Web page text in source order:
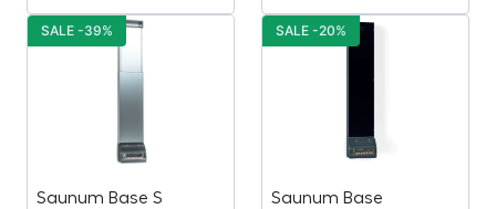
Saunum Base S
SALE -39%
Saunum Base
SALE -20%